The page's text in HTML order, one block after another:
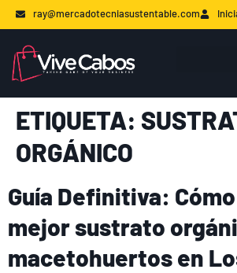
ray@mercadotecniasustentable.com
ETIQUETA:
ORGÁNICO
Guía Definitiva:
mejor sustrato
macetohuertos en